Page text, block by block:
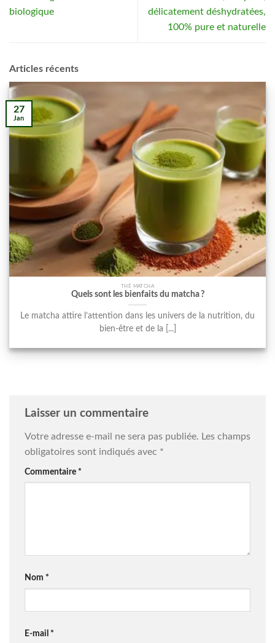
biologique
délicatement déshydratées,
100% pure et naturelle
Articles récents
THÉ MATCHA
Quels sont les bienfaits du matcha ?
Le matcha attire l’attention dans les univers de la nutrition, du
bien-être et de la [...]
27
Jan
Laisser un commentaire
Votre adresse e-mail ne sera pas publiée. Les champs
obligatoires sont indiqués avec *
Commentaire *
Nom *
E-mail *